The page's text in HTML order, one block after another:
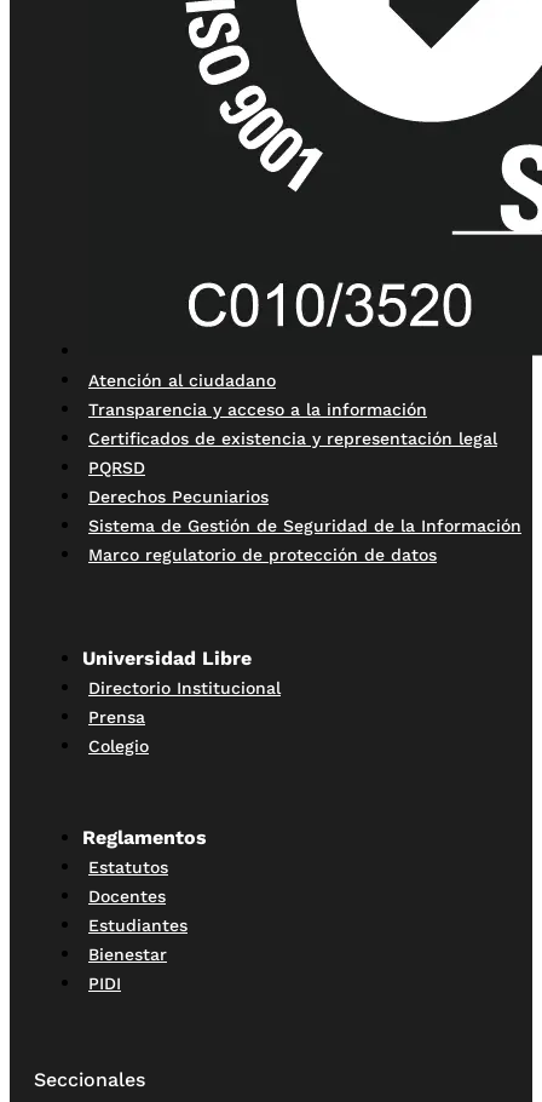
Atención al ciudadano
Transparencia y acceso a la información
Certificados de existencia y representación legal
PQRSD
Derechos Pecuniarios
Sistema de Gestión de Seguridad de la Información
Marco regulatorio de protección de datos
Universidad Libre
Directorio Institucional
Prensa
Colegio
Reglamentos
Estatutos
Docentes
Estudiantes
Bienestar
PIDI
Seccionales